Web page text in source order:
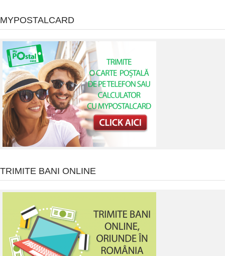
MYPOSTALCARD
TRIMITE BANI ONLINE